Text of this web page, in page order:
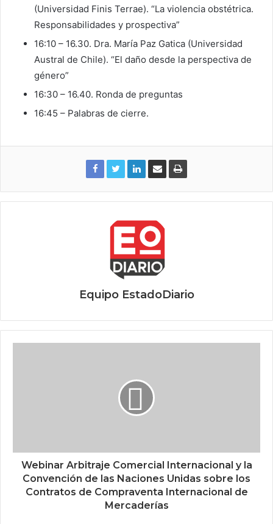
(Universidad Finis Terrae). “La violencia obstétrica.
Responsabilidades y prospectiva”
16:10 – 16.30. Dra. María Paz Gatica (Universidad
Austral de Chile). “El daño desde la perspectiva de
género”
16:30 – 16.40. Ronda de preguntas
16:45 – Palabras de cierre.
Equipo EstadoDiario
Webinar Arbitraje Comercial Internacional y la
Convención de las Naciones Unidas sobre los
Contratos de Compraventa Internacional de
Mercaderías